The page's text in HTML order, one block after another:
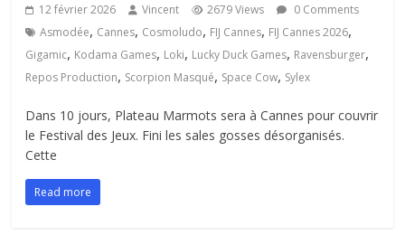
12 février 2026 Vincent 2679 Views
0 Comments
Asmodée, Cannes, Cosmoludo, FIJ Cannes, FIJ Cannes 2026,
Gigamic, Kodama Games, Loki, Lucky Duck Games, Ravensburger,
Repos Production, Scorpion Masqué, Space Cow, Sylex
Dans 10 jours, Plateau Marmots sera à Cannes pour couvrir
le Festival des Jeux. Fini les sales gosses désorganisés.
Cette
Read more